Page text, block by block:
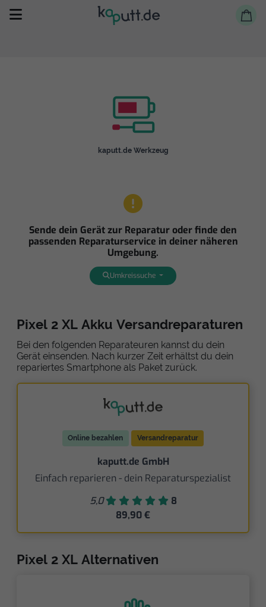
Selbst reparieren
kaputt.de Werkzeug
Sende dein Gerät zur Reparatur oder finde den
passenden Reparaturservice in deiner näheren
Umgebung.
Umkreissuche
Pixel 2 XL Akku Versandreparaturen
Bei den folgenden Reparateuren kannst du dein
Gerät einsenden. Nach kurzer Zeit erhältst du dein
repariertes Smartphone als Paket zurück.
Online bezahlen Versandreparatur
kaputt.de GmbH
Einfach reparieren - dein Reparaturspezialist
5,0
8
89,90 €
Pixel 2 XL Alternativen